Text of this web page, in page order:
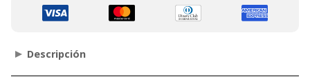
Descripción